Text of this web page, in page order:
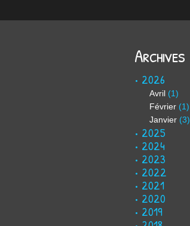
Archives
2026
Avril (1)
Février (1)
Janvier (3)
2025
2024
2023
2022
2021
2020
2019